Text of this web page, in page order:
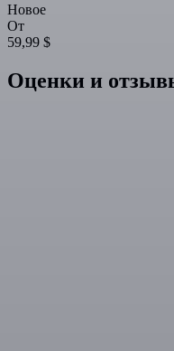
Новое
От
59,99 $
Оценки и